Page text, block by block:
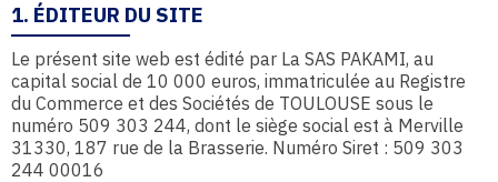
1. ÉDITEUR DU SITE
Le présent site web est édité par La SAS PAKAMI, au
capital social de 10 000 euros, immatriculée au Registre
du Commerce et des Sociétés de TOULOUSE sous le
numéro 509 303 244, dont le siège social est à Merville
31330, 187 rue de la Brasserie. Numéro Siret : 509 303
244 00016